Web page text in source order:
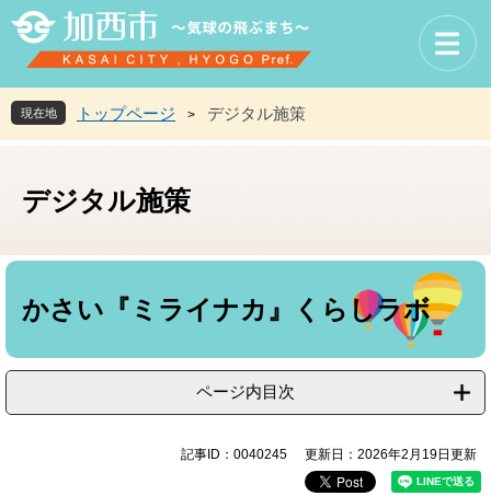
先
頭
を
飛
へ
現在地 トップページ > デジタル施策
デジタル施策
本
かさい『ミライナカ』くらしラボ
ページ内目次
記事ID：0040245 更新日：2026年2月19日更新